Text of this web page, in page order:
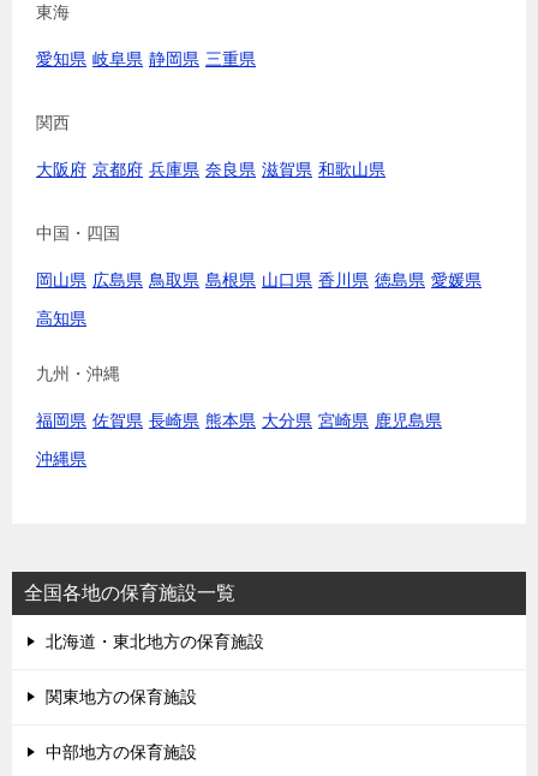
東海
愛知県 岐阜県 静岡県 三重県
関西
大阪府 京都府 兵庫県 奈良県 滋賀県 和歌山県
中国・四国
岡山県 広島県 鳥取県 島根県 山口県 香川県 徳島県 愛媛県
高知県
九州・沖縄
福岡県 佐賀県 長崎県 熊本県 大分県 宮崎県 鹿児島県
沖縄県
全国各地の保育施設一覧
北海道・東北地方の保育施設
関東地方の保育施設
中部地方の保育施設